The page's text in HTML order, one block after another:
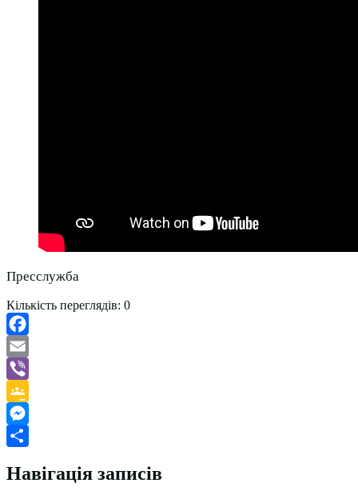
Пресслужба
Кількість переглядів: 0
Facebook
Email
Viber
Google
Classroom
Messenger
Навігація записів